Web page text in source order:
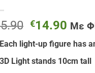
Original
price
was:
€15.90.
€14.90 Η
τιμή
είναι:
Με
Each light-up figure has
3D Light stands 10cm tall